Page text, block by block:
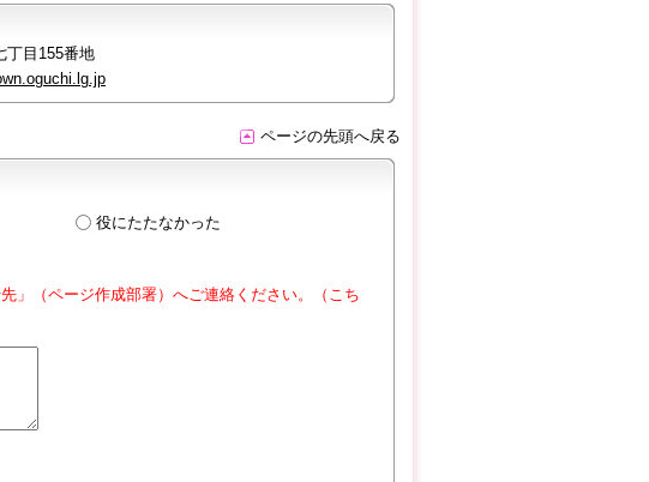
丁目155番地
ページの先頭へ戻る
役にたたなかった
」（ページ作成部署）へご連絡ください。（こち